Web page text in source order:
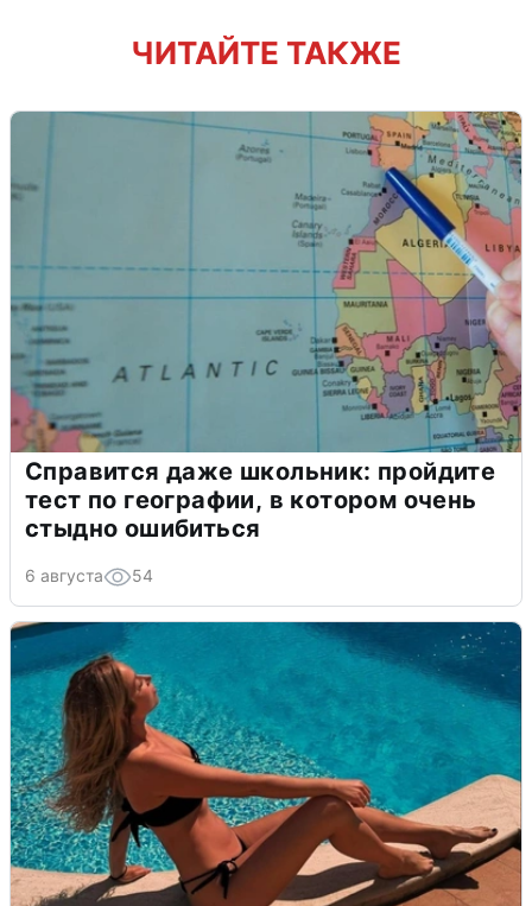
ЧИТАЙТЕ ТАКЖЕ
Справится даже школьник: пройдите
тест по географии, в котором очень
стыдно ошибиться
6 августа 54